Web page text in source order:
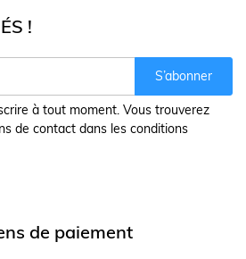
!
S’abonner
à tout moment. Vous trouverez
de contact dans les conditions
de paiement